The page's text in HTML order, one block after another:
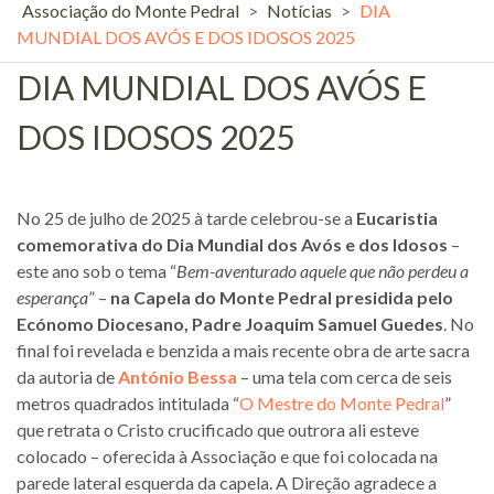
Associação do Monte Pedral > Notícias > DIA
MUNDIAL DOS AVÓS E DOS IDOSOS 2025
DIA MUNDIAL DOS AVÓS E
DOS IDOSOS 2025
No 25 de julho de 2025 à tarde celebrou-se a Eucaristia
comemorativa do Dia Mundial dos Avós e dos Idosos –
este ano sob o tema “Bem-aventurado aquele que não perdeu a
esperança” – na Capela do Monte Pedral presidida pelo
Ecónomo Diocesano, Padre Joaquim Samuel Guedes. No
final foi revelada e benzida a mais recente obra de arte sacra
da autoria deAntónio Bessa – uma tela com cerca de seis
metros quadrados intitulada “O Mestre do Monte Pedral”
que retrata o Cristo crucificado que outrora ali esteve
colocado – oferecida à Associação e que foi colocada na
parede lateral esquerda da capela. A Direção agradece a